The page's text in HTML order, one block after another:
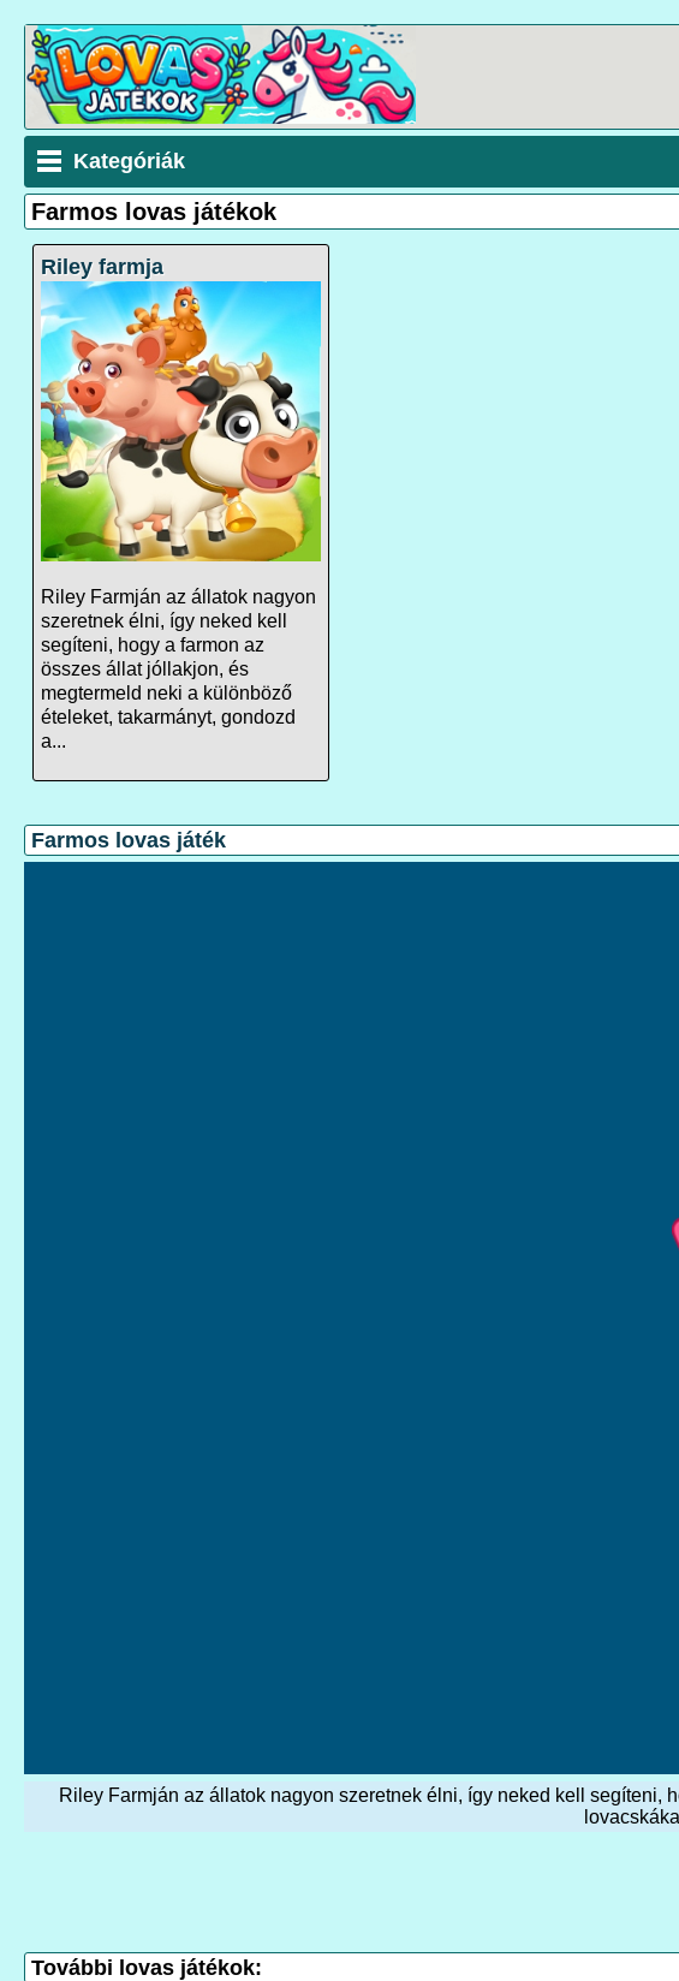
Kategóriák
Farmos lovas játékok
Riley farmja
Riley Farmján az állatok nagyon
szeretnek élni, így neked kell
segíteni, hogy a farmon az
összes állat jóllakjon, és
megtermeld neki a különböző
ételeket, takarmányt, gondozd
a...
Farmos lovas játék
Riley Farmján az állatok nagyon szeretnek élni, így neked kell segíteni,
További lovas játékok: